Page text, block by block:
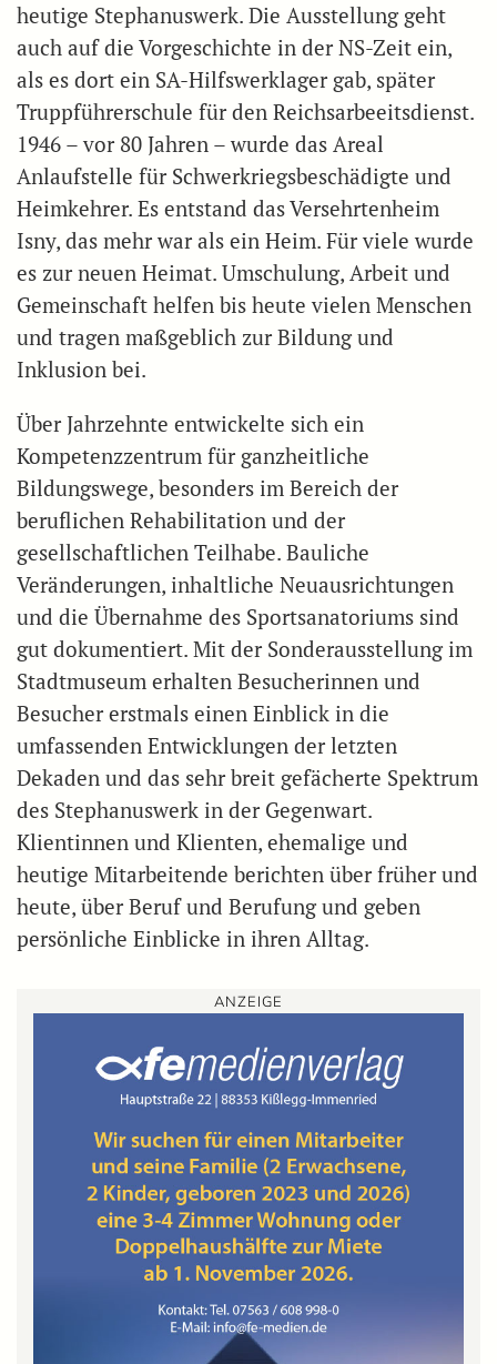
heutige Stephanuswerk. Die Ausstellung geht
auch auf die Vorgeschichte in der NS-Zeit ein,
als es dort ein SA-Hilfswerklager gab, später
Truppführerschule für den Reichsarbeeitsdienst.
1946 – vor 80 Jahren – wurde das Areal
Anlaufstelle für Schwerkriegsbeschädigte und
Heimkehrer. Es entstand das Versehrtenheim
Isny, das mehr war als ein Heim. Für viele wurde
es zur neuen Heimat. Umschulung, Arbeit und
Gemeinschaft helfen bis heute vielen Menschen
und tragen maßgeblich zur Bildung und
Inklusion bei.
Über Jahrzehnte entwickelte sich ein
Kompetenzzentrum für ganzheitliche
Bildungswege, besonders im Bereich der
beruflichen Rehabilitation und der
gesellschaftlichen Teilhabe. Bauliche
Veränderungen, inhaltliche Neuausrichtungen
und die Übernahme des Sportsanatoriums sind
gut dokumentiert. Mit der Sonderausstellung im
Stadtmuseum erhalten Besucherinnen und
Besucher erstmals einen Einblick in die
umfassenden Entwicklungen der letzten
Dekaden und das sehr breit gefächerte Spektrum
des Stephanuswerk in der Gegenwart.
Klientinnen und Klienten, ehemalige und
heutige Mitarbeitende berichten über früher und
heute, über Beruf und Berufung und geben
persönliche Einblicke in ihren Alltag.
ANZEIGE